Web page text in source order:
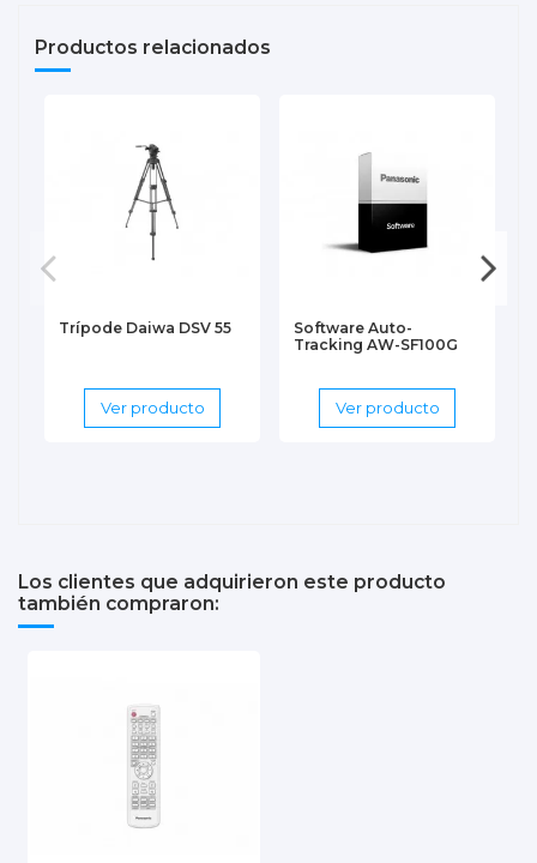
Productos relacionados
Trípode Daiwa DSV 55
Ver producto
Software Auto-
Tracking AW-SF100G
Ver producto
Los clientes que adquirieron este producto
también compraron: